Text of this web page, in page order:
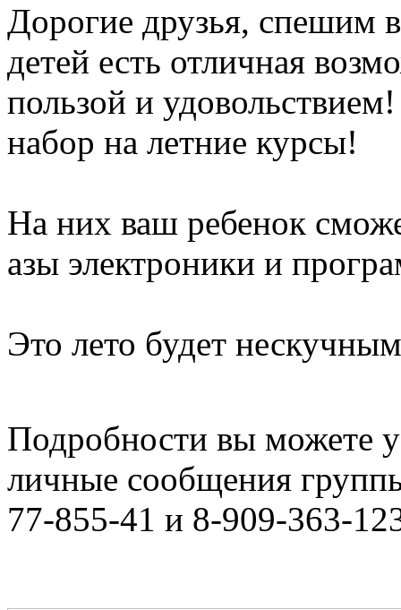
Дорогие друзья, спешим
детей есть отличная
пользой и
набор на летние курсы!
На них ваш ребенок
азы электроники и
Это лето будет
Подробности вы можете
личные сообщения
77-855-41 и 8-909-363-